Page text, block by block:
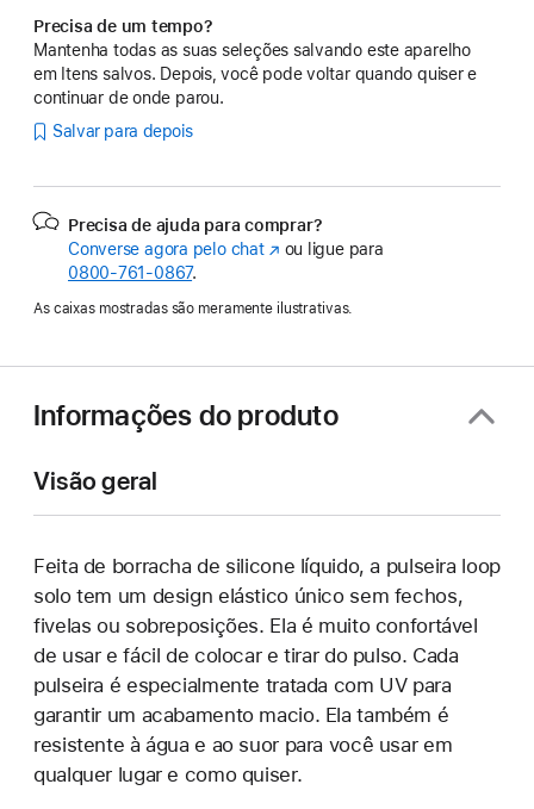
Precisa de um tempo?
Mantenha todas as suas seleções salvando este aparelho
em Itens salvos. Depois, você pode voltar quando quiser e
continuar de onde parou.
Salvar para depois
Precisa de ajuda para comprar?
Converse agora pelo chat(o
em
nova
ou ligue para
0800-761-0867.
As caixas mostradas são meramente ilustrativas.
Informações do produto
Visão geral
Feita de borracha de silicone líquido, a pulseira loop
solo tem um design elástico único sem fechos,
fivelas ou sobreposições. Ela é muito confortável
de usar e fácil de colocar e tirar do pulso. Cada
pulseira é especialmente tratada com UV para
garantir um acabamento macio. Ela também é
resistente à água e ao suor para você usar em
qualquer lugar e como quiser.